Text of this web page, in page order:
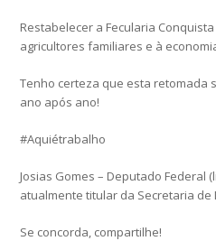
Restabelecer a Fecularia
agricultores familiares e à
Tenho certeza que esta retomada
ano após ano!
#Aquiétrabalho
Josias Gomes – Deputado Federal
atualmente titular da Secretaria de
Se concorda, compartilhe!